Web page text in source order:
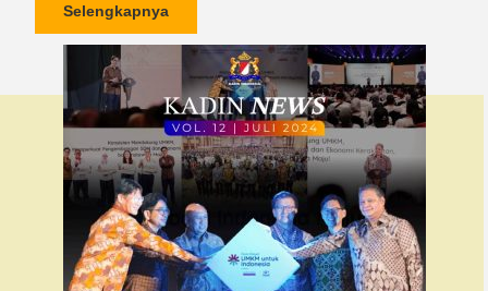
Selengkapnya